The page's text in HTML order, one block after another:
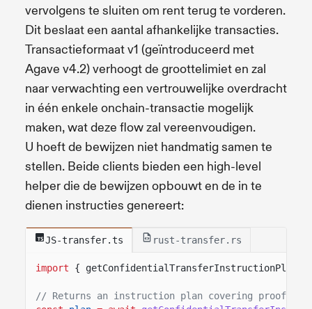
vervolgens te sluiten om rent terug te vorderen.
Dit beslaat een aantal afhankelijke transacties.
Transactieformaat v1 (geïntroduceerd met
Agave v4.2) verhoogt de groottelimiet en zal
naar verwachting een vertrouwelijke overdracht
in één enkele onchain-transactie mogelijk
maken, wat deze flow zal vereenvoudigen.
U hoeft de bewijzen niet handmatig samen te
stellen. Beide clients bieden een high-level
helper die de bewijzen opbouwt en de in te
dienen instructies genereert:
JS-transfer.ts rust-transfer.rs
import { getConfidentialTransferInstructionPlan }
// Returns an instruction plan covering proof